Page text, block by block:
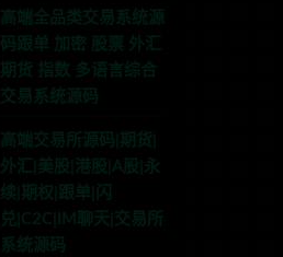
高端全品类交易系统源
码跟单 加密 股票 外汇
期货 指数 多语言综合
交易系统源码
高端交易所源码|期货|
外汇|美股|港股|A股|永
续|期权|跟单|闪
兑|C2C|IM聊天|交易所
系统源码